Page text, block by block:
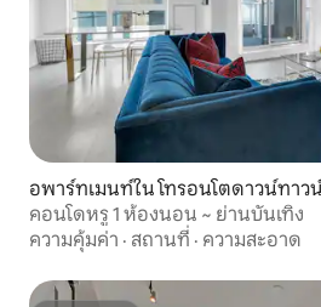
อพาร์ทเมนท์ใน โทรอนโตดาวน์ทาวน์
คอนโดหรู 1 ห้องนอน ~ ย่านบันเทิง
ความคุ้มค่า · สถานที่ · ความสะอาด